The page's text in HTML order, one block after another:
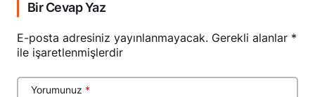
Bir Cevap Yaz
E-posta adresiniz yayınlanmayacak. Gerekli alanlar *
ile işaretlenmişlerdir
Yorumunuz *